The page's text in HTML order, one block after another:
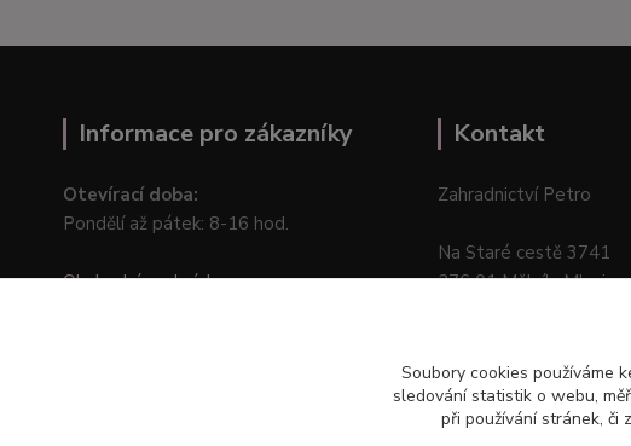
Informace pro zákazníky
Otevírací doba:
Pondělí až pátek: 8-16 hod.
Obchodní podmínky
Kontakt
Zahradnictví Petro
Na Staré cestě 3741
276 01 Mělník–Mlazice
Soubory cookies používáme
sledování statistik o webu,
při používání stránek, či